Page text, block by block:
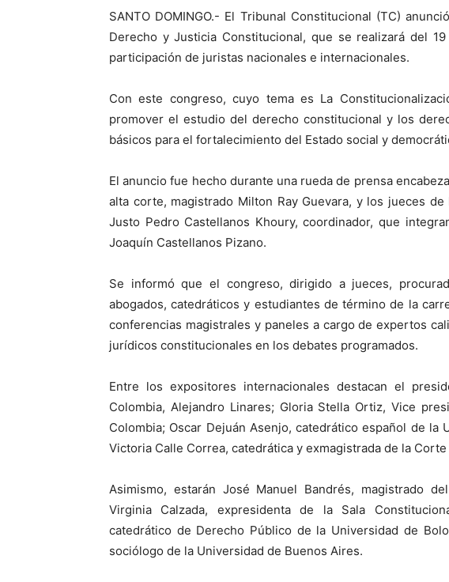
SANTO DOMINGO.- El Tribunal Constitucional (TC)
Derecho y Justicia Constitucional, que se realizará del
participación de juristas nacionales e internacionales.
Con este congreso, cuyo tema es La
promover el estudio del derecho constitucional y los
básicos para el fortalecimiento del Estado social y
El anuncio fue hecho durante una rueda de prensa
alta corte, magistrado Milton Ray Guevara, y los jueces
Justo Pedro Castellanos Khoury, coordinador, que
Joaquín Castellanos Pizano.
Se informó que el congreso, dirigido a jueces,
abogados, catedráticos y estudiantes de término de la
conferencias magistrales y paneles a cargo de expertos
jurídicos constitucionales en los debates programados.
Entre los expositores internacionales destacan el
Colombia, Alejandro Linares; Gloria Stella Ortiz, Vice
Colombia; Oscar Dejuán Asenjo, catedrático español de la
Victoria Calle Correa, catedrática y exmagistrada de la
Asimismo, estarán José Manuel Bandrés, magistrado
Virginia Calzada, expresidenta de la Sala
catedrático de Derecho Público de la Universidad de
sociólogo de la Universidad de Buenos Aires.